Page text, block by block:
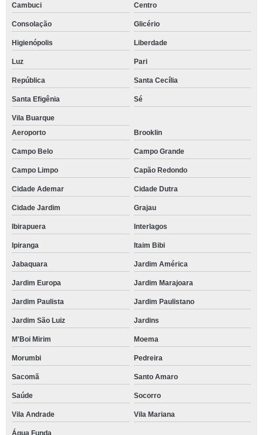
Cambuci Centro
Consolação Glicério
Higienópolis Liberdade
Luz Pari
República Santa Cecília
Santa Efigênia Sé
Vila Buarque
Aeroporto
Brooklin
Campo Belo Campo Grande
Campo Limpo Capão Redondo
Cidade Ademar Cidade Dutra
Cidade Jardim Grajau
Ibirapuera Interlagos
Ipiranga Itaim Bibi
Jabaquara Jardim América
Jardim Europa Jardim Marajoara
Jardim Paulista Jardim Paulistano
Jardim São Luiz Jardins
M'Boi Mirim Moema
Morumbi Pedreira
Sacomã Santo Amaro
Saúde Socorro
Vila Andrade Vila Mariana
Água Funda